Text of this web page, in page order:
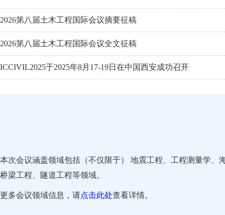
2026第八届土木工程国际会议摘要征稿
2026第八届土木工程国际会议全文征稿
ICCIVIL2025于2025年8月17-19日在中国西安成功召开
本次会议涵盖领域包括（不仅限于） 地震工程、工程测量学
桥梁工程、隧道工程等领域。
更多会议领域信息，请点击此处查看详情。